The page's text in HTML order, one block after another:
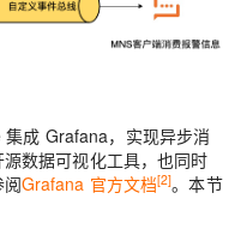
成 Grafana，实现异步消
数据可视化工具，也同时
Grafana 官方文档[2]。本节